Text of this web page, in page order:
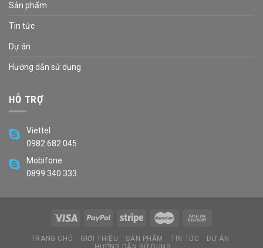
Sản phẩm
Tin tức
Dự án
Hướng dẫn sử dụng
HỖ TRỢ
Viettel
0982.682.045
Mobifone
0899.340.333
TRANG CHỦ GIỚI THIỆU SẢN PHẨM TIN TỨC
DỰ ÁN